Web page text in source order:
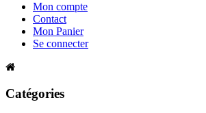
Mon compte
Contact
Mon Panier
Se connecter
Catégories